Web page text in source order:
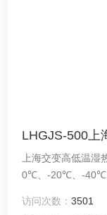
LHGJS-500上
上海交变高低温湿热检
0℃、-20℃、-40℃、-60℃
载时） 4.温度波动度：≤±0.5℃（空载时） 5.湿度波动度：
访问次数：3501